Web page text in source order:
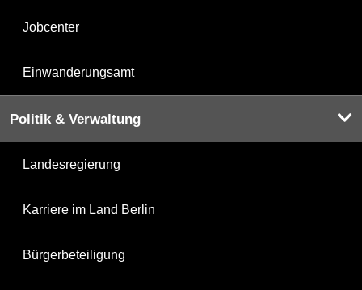
Jobcenter
Einwanderungsamt
Politik & Verwaltung
Landesregierung
Karriere im Land Berlin
Bürgerbeteiligung